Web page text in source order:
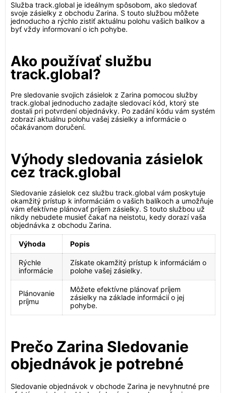
Služba track.global je ideálnym spôsobom, ako sledovať
svoje zásielky z obchodu Zarina. S touto službou môžete
jednoducho a rýchlo zistiť aktuálnu polohu vašich balíkov a
byť vždy informovaní o ich pohybe.
Ako používať službu
track.global?
Pre sledovanie svojich zásielok z Zarina pomocou služby
track.global jednoducho zadajte sledovací kód, ktorý ste
dostali pri potvrdení objednávky. Po zadání kódu vám systém
zobrazí aktuálnu polohu vašej zásielky a informácie o
očakávanom doručení.
Výhody sledovania zásielok
cez track.global
Sledovanie zásielok cez službu track.global vám poskytuje
okamžitý prístup k informáciám o vašich balíkoch a umožňuje
vám efektívne plánovať príjem zásielky. S touto službou už
nikdy nebudete musieť čakať na neistotu, kedy dorazí vaša
objednávka z obchodu Zarina.
Výhoda Popis
Rýchle
informácie
Získate okamžitý prístup k informáciám o
polohe vašej zásielky.
Plánovanie
príjmu
Môžete efektívne plánovať príjem
zásielky na základe informácií o jej
pohybe.
Prečo Zarina Sledovanie
objednávok je potrebné
Sledovanie objednávok v obchode Zarina je nevyhnutné pre